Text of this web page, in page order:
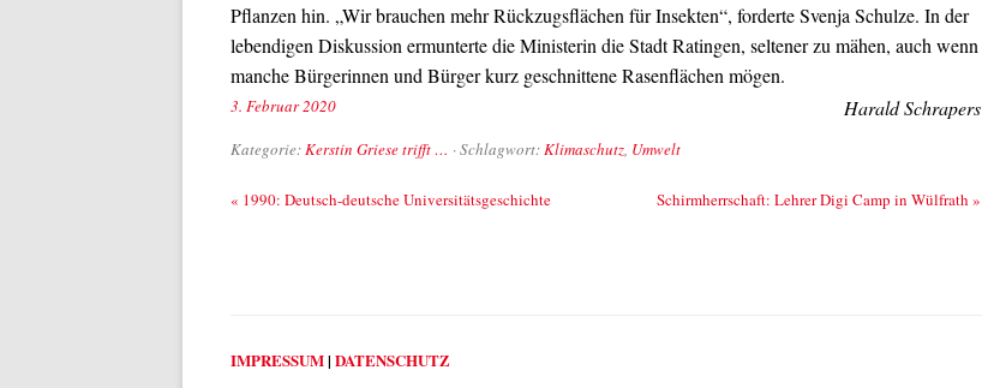
Pflanzen hin. „Wir brauchen mehr Rückzugsflächen für Insekten“, forderte Svenja Schulze. In der
lebendigen Diskussion ermunterte die Ministerin die Stadt Ratingen, seltener zu mähen, auch wenn
manche Bürgerinnen und Bürger kurz geschnittene Rasenflächen mögen.
Harald Schrapers
3. Februar 2020
Kategorie:Kerstin Griese trifft … · Schlagwort:Klimaschutz, Umwelt
Beitrags-Navigation
« 1990: Deutsch-deutsche Universitätsgeschichte Schirmherrschaft: Lehrer Digi Camp in Wülfrath »
IMPRESSUM| DATENSCHUTZ